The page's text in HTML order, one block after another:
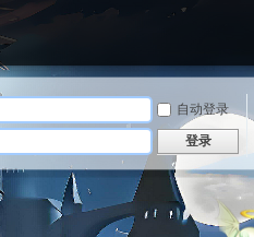
自动登录
登录